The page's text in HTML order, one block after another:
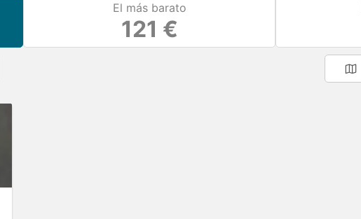
El más barato
121 €